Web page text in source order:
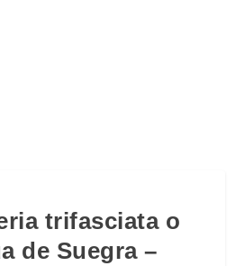
trifasciata o
de Suegra –